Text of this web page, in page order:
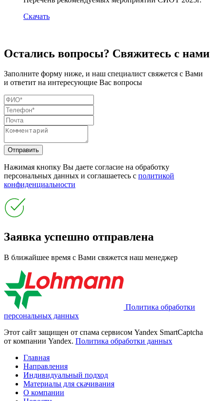
Скачать
Остались вопросы? Свяжитесь с нами
Заполните форму ниже, и наш специалист свяжется с Вами
и ответит на интересующие Вас вопросы
Отправить
Нажимая кнопку Вы даете согласие на обработку
персональных данных и соглашаетесь с политикой
конфиденциальности
Заявка успешно отправлена
В ближайшее время с Вами свяжется наш менеджер
Политика обработки
персональных данных
Этот сайт защищен от спама сервисом Yandex SmartCaptcha
от компании Yandex. Политика обработки данных
Главная
Направления
Индивидуальный подход
Материалы для скачивания
О компании